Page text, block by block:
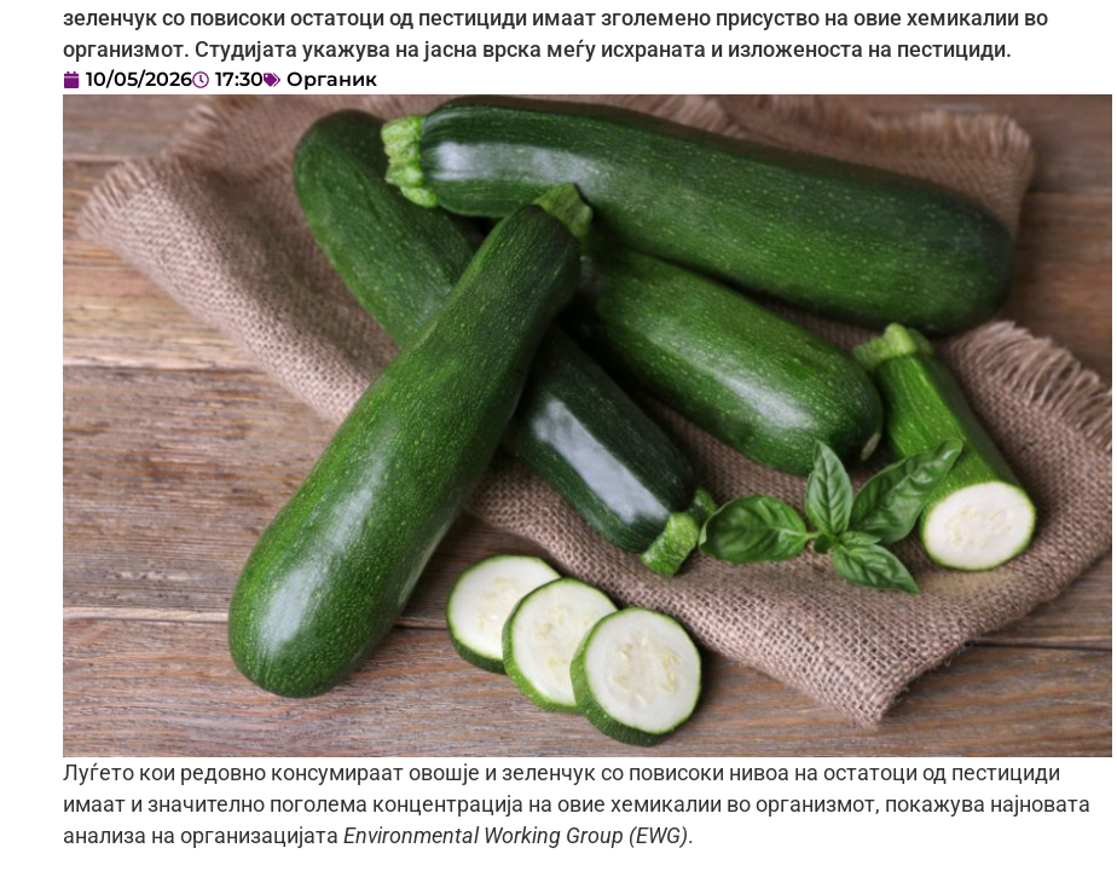
зеленчук со повисоки остатоци од пестициди имаат зголемено присуство на овие хемикалии во
организмот. Студијата укажува на јасна врска меѓу исхраната и изложеноста на пестициди.
10/05/2026 17:30 Органик
Луѓето кои редовно консумираат овошје и зеленчук со повисоки нивоа на остатоци од пестициди
имаат и значително поголема концентрација на овие хемикалии во организмот, покажува најновата
анализа на организацијата Environmental Working Group (EWG).